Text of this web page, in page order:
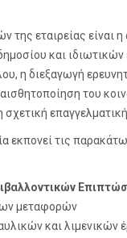
της εταιρείας είναι
και
η διεξαγωγή
του
εκπονεί τις
μεταφορών
και λιμενικών